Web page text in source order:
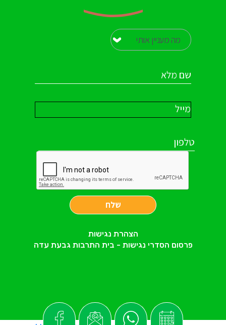
שלח
הצהרת נגישות
פרסום הסדרי נגישות - בית התרבות גבעת עדה